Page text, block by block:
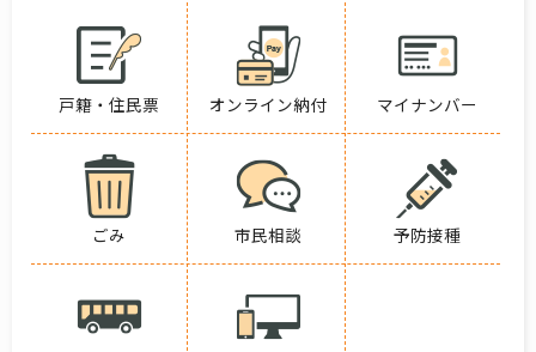
戸籍・住民票 オンライン納付 マイナンバー
ごみ 市民相談 予防接種